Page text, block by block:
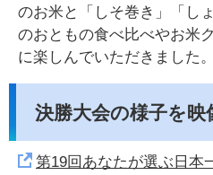
のお米と「しそ巻き」「し
のおともの食べ比べやお米
に楽しんでいただきました。
決勝大会の様子を
第19回あなたが選ぶ日本